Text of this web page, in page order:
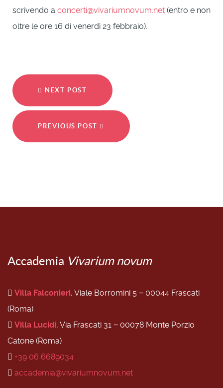
scrivendo a concerti@vivariumnovum.net (entro e non
oltre le ore 16 di venerdì 23 febbraio).
NEXT POST
PREVIOUS POST
Accademia Vivarium novum
Villa Falconieri, Viale Borromini 5 − 00044 Frascati
(Roma)
Villa Lucidi, Via Frascati 31 − 00078 Monte Porzio
Catone (Roma)
+39 06 6689034
accademia@vivariumnovum.net